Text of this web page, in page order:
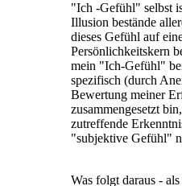
"Ich -Gefühl" selbst
Illusion bestände
dieses Gefühl auf
Persönlichkeitskern
mein "Ich-Gefühl"
spezifisch (durch
Bewertung meiner
zusammengesetzt
zutreffende
"subjektive Gefühl"
Was folgt daraus -